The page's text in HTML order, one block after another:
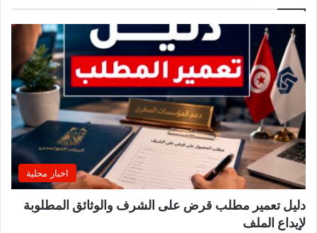
اخبار محلية
دليل تعمير مطلب قرض على الشرف والوثائق المطلوبة
لإيداع الملف